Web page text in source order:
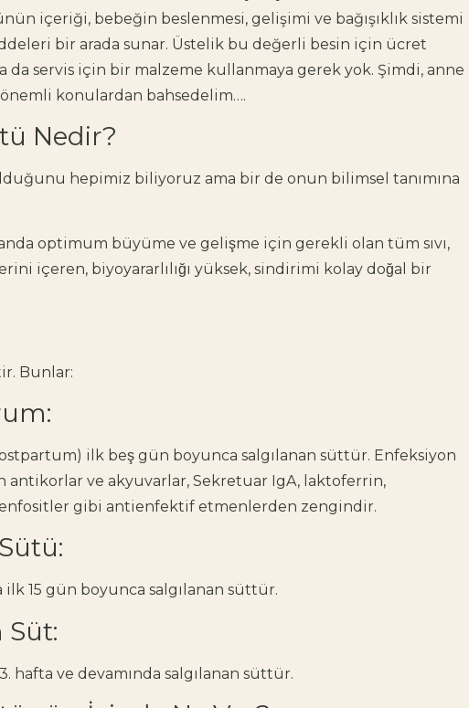
içeriği, bebeğin beslenmesi, gelişimi ve bağışıklık sistemi
bir arada sunar. Üstelik bu değerli besin için ücret
da servis için bir malzeme kullanmaya gerek yok. Şimdi, anne
önemli konulardan bahsedelim….
Nedir?
hepimiz biliyoruz ama bir de onun bilimsel tanımına
optimum büyüme ve gelişme için gerekli olan tüm sıvı,
içeren, biyoyararlılığı yüksek, sindirimi kolay doğal bir
Bunlar:
ilk beş gün boyunca salgılanan süttür. Enfeksiyon
antikorlar ve akyuvarlar, Sekretuar IgA, laktoferrin,
gibi antienfektif etmenlerden zengindir.
ilk 15 gün boyunca salgılanan süttür.
hafta ve devamında salgılanan süttür.